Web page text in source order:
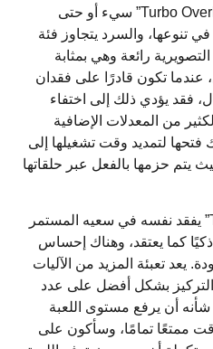
لا أريد حقًا أن أشير إلى أن “Turbo Overkill” سيء أو حتى
تنوعها، والسرد يتجاوز فئة
رائعة وهي بمثابة
عندما تكون قادرًا على فقدان
فقد يؤدي ذلك إلى اختفاء
من المعدلات الإضافية
فتحها لتمديد وقت تشغيلها إلى
بحيث يتم حزمها بالفعل عبر حلقاتها
ومع ذلك، فإن “Turbo Overkill” يفقد نفسه في سعيه المستمر
ذكيًا كما يعتقد، وهناك إحساس
يعد تعبئة المزيد من الآليات
التركيز بشكل أفضل على عدد
أن يرفع مستوى اللعبة
ممتعًا تمامًا، وسأكون على